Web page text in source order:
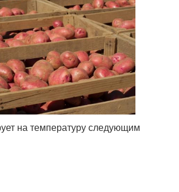
на температуру следующим